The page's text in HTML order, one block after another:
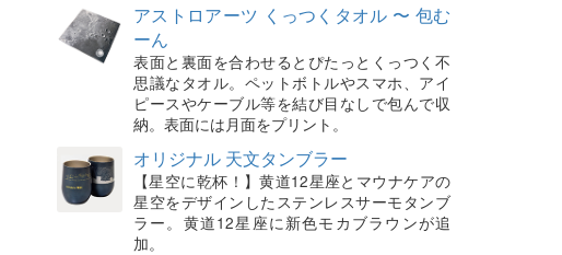
アストロアーツ くっつくタオル 〜 包む
ーん
表面と裏面を合わせるとぴたっとくっつく不
思議なタオル。ペットボトルやスマホ、アイ
ピースやケーブル等を結び目なしで包んで収
納。表面には月面をプリント。
オリジナル 天文タンブラー
【星空に乾杯！】黄道12星座とマウナケアの
星空をデザインしたステンレスサーモタンブ
ラー。黄道12星座に新色モカブラウンが追
加。